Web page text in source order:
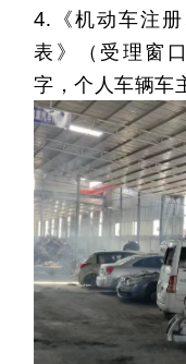
4. 《机动车注
表》（受理窗
字，个人车辆车